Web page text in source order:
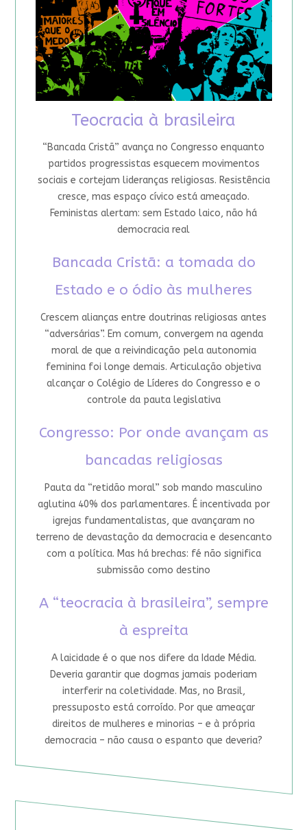
Teocracia à brasileira
“Bancada Cristã” avança no Congresso enquanto
partidos progressistas esquecem movimentos
sociais e cortejam lideranças religiosas. Resistência
cresce, mas espaço cívico está ameaçado.
Feministas alertam: sem Estado laico, não há
democracia real
Bancada Cristã: a tomada do
Estado e o ódio às mulheres
Crescem alianças entre doutrinas religiosas antes
“adversárias”. Em comum, convergem na agenda
moral de que a reivindicação pela autonomia
feminina foi longe demais. Articulação objetiva
alcançar o Colégio de Líderes do Congresso e o
controle da pauta legislativa
Congresso: Por onde avançam as
bancadas religiosas
Pauta da “retidão moral” sob mando masculino
aglutina 40% dos parlamentares. É incentivada por
igrejas fundamentalistas, que avançaram no
terreno de devastação da democracia e desencanto
com a política. Mas há brechas: fé não significa
submissão como destino
A “teocracia à brasileira”, sempre
à espreita
A laicidade é o que nos difere da Idade Média.
Deveria garantir que dogmas jamais poderiam
interferir na coletividade. Mas, no Brasil,
pressuposto está corroído. Por que ameaçar
direitos de mulheres e minorias – e à própria
democracia – não causa o espanto que deveria?